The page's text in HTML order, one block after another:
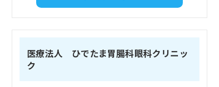
医療法人 ひでたま胃腸科眼科クリニッ
ク